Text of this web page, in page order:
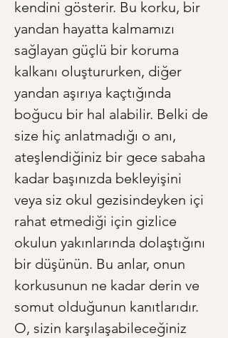
kendini gösterir. Bu korku, bir
yandan hayatta kalmamızı
sağlayan güçlü bir koruma
kalkanı oluştururken, diğer
yandan aşırıya kaçtığında
boğucu bir hal alabilir. Belki de
size hiç anlatmadığı o anı,
ateşlendiğiniz bir gece sabaha
kadar başınızda bekleyişini
veya siz okul gezisindeyken içi
rahat etmediği için gizlice
okulun yakınlarında dolaştığını
bir düşünün. Bu anlar, onun
korkusunun ne kadar derin ve
somut olduğunun kanıtlarıdır.
O, sizin karşılaşabileceğiniz